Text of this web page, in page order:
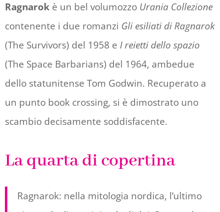
Ragnarok è un bel volumozzo Urania Collezione
contenente i due romanzi Gli esiliati di Ragnarok
(The Survivors) del 1958 e I reietti dello spazio
(The Space Barbarians) del 1964, ambedue
dello statunitense Tom Godwin. Recuperato a
un punto book crossing, si è dimostrato uno
scambio decisamente soddisfacente.
La quarta di copertina
Ragnarok: nella mitologia nordica, l’ultimo